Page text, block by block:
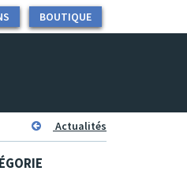
BOUTIQUE
Actualités